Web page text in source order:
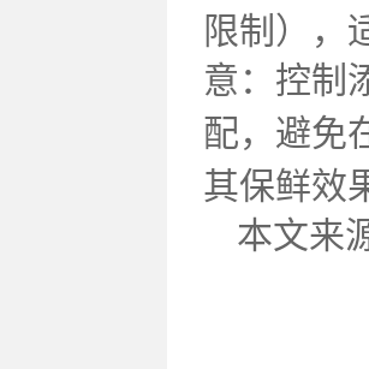
限制），
意：控制
配，避免
其保鲜效
本文来